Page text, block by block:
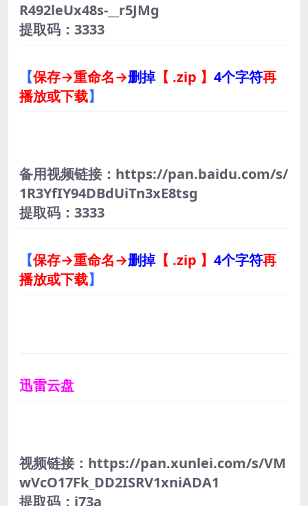
R492leUx48s-__r5JMg
提取码：3333
【保存→重命名→删掉【 .zip 】 4个字符再
播放或下载】
备用视频链接：https://pan.baidu.com/s/
1R3YfIY94DBdUiTn3xE8tsg
提取码：3333
【保存→重命名→删掉【 .zip 】 4个字符再
播放或下载】
迅雷云盘
视频链接：https://pan.xunlei.com/s/VM
wVcO17Fk_DD2ISRV1xniADA1
提取码：i73a